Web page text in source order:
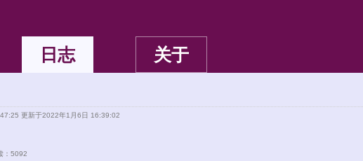
日志 关于
更新于2022年1月6日 16:39:02
：5092